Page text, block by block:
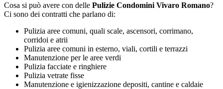
Cosa si può avere con delle Pulizie Condomini Vivaro Romano?
Ci sono dei contratti che parlano di:
Pulizia aree comuni, quali scale, ascensori, corrimano,
corridoi e atrii
Pulizia aree comuni in esterno, viali, cortili e terrazzi
Manutenzione per le aree verdi
Pulizia facciate e ringhiere
Pulizia vetrate fisse
Manutenzione e igienizzazione depositi, cantine e caldaie